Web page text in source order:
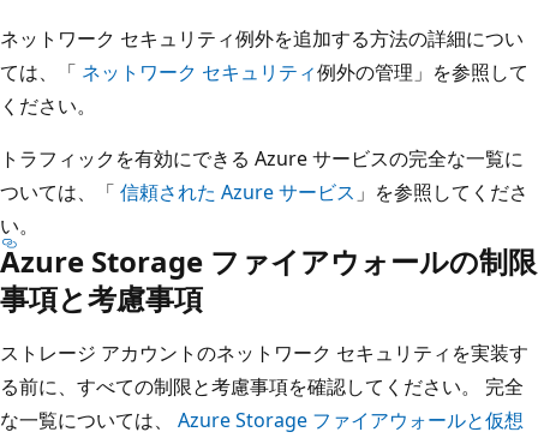
ネットワーク セキュリティ例外を追加する方法の詳細につい
ては、「 ネットワーク セキュリティ例外の管理」を参照して
ください。
トラフィックを有効にできる Azure サービスの完全な一覧に
ついては、「 信頼された Azure サービス 」を参照してくださ
い。
Azure Storage ファイアウォールの制限
事項と考慮事項
ストレージ アカウントのネットワーク セキュリティを実装す
る前に、すべての制限と考慮事項を確認してください。 完全
な一覧については、 Azure Storage ファイアウォールと仮想